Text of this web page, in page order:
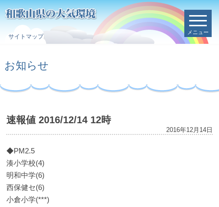
サイトマップ
メニュー
お知らせ
速報値 2016/12/14 12時
2016年12月14日
◆PM2.5
湊小学校(4)
明和中学(6)
西保健セ(6)
小倉小学(***)